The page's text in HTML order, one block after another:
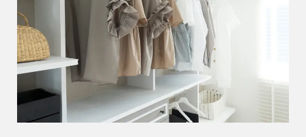
アフターメンテナンス
04-2950-7171
事業用
04-2968-5522